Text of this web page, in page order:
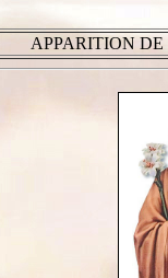
APPARITION DE